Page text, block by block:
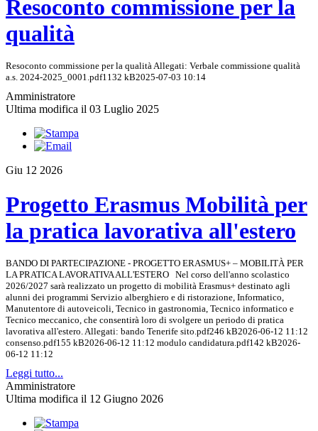
Resoconto commissione per la
qualità
Resoconto commissione per la qualità Allegati: Verbale commissione qualità
a.s. 2024-2025_0001.pdf1132 kB2025-07-03 10:14
Amministratore
Ultima modifica il 03 Luglio 2025
Giu 12 2026
Progetto Erasmus Mobilità per
la pratica lavorativa all'estero
BANDO DI PARTECIPAZIONE - PROGETTO ERASMUS+ – MOBILITÀ PER
LA PRATICA LAVORATIVA ALL'ESTERO Nel corso dell'anno scolastico
2026/2027 sarà realizzato un progetto di mobilità Erasmus+ destinato agli
alunni dei programmi Servizio alberghiero e di ristorazione, Informatico,
Manutentore di autoveicoli, Tecnico in gastronomia, Tecnico informatico e
Tecnico meccanico, che consentirà loro di svolgere un periodo di pratica
lavorativa all'estero. Allegati: bando Tenerife sito.pdf246 kB2026-06-12 11:12
consenso.pdf155 kB2026-06-12 11:12 modulo candidatura.pdf142 kB2026-
06-12 11:12
Leggi tutto...
Amministratore
Ultima modifica il 12 Giugno 2026